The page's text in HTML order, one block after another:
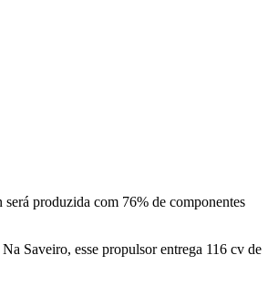
produzida com 76% de componentes
Saveiro, esse propulsor entrega 116 cv de